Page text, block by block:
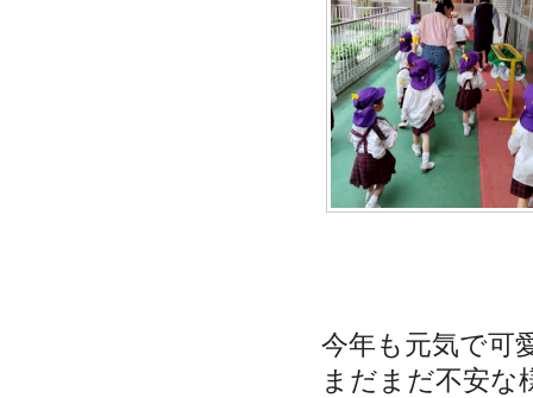
今年も元気で可
まだまだ不安な